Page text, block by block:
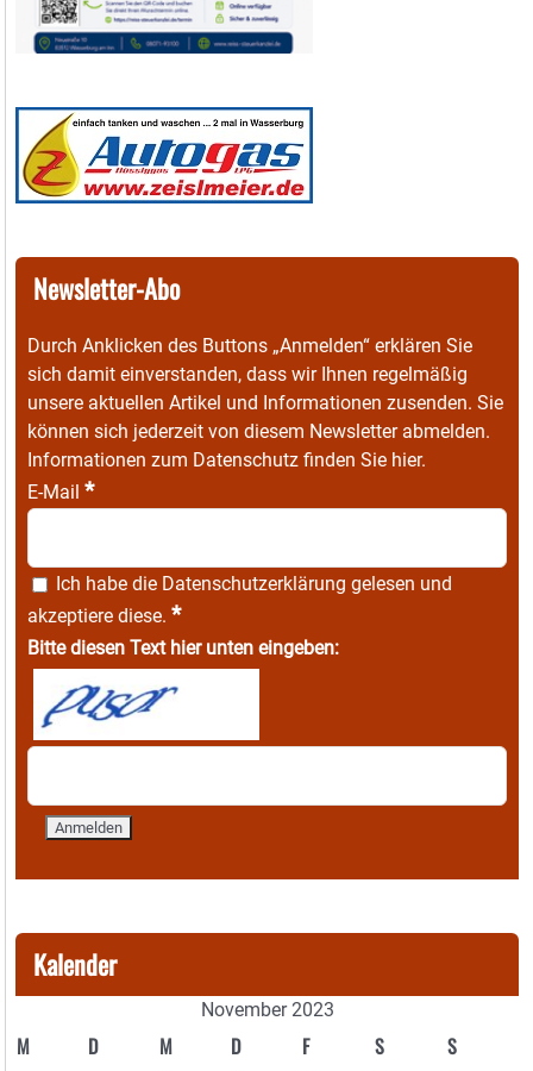
Newsletter-Abo
Durch Anklicken des Buttons „Anmelden“ erklären Sie
sich damit einverstanden, dass wir Ihnen regelmäßig
unsere aktuellen Artikel und Informationen zusenden. Sie
können sich jederzeit von diesem Newsletter abmelden.
Informationen zum Datenschutz finden Sie hier.
E-Mail *
Ich habe die Datenschutzerklärung gelesen und
akzeptiere diese. *
Bitte diesen Text hier unten eingeben:
Kalender
November 2023
M D M D F S S